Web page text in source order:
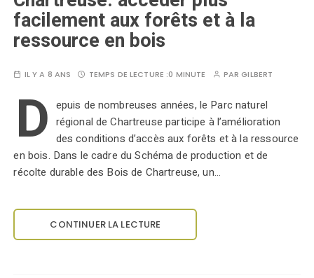
facilement aux forêts et à la
ressource en bois
IL Y A 8 ANS TEMPS DE LECTURE :0 MINUTE PARGILBERT
D epuis de nombreuses années, le Parc naturel
régional de Chartreuse participe à l’amélioration
des conditions d’accès aux forêts et à la ressource
en bois. Dans le cadre du Schéma de production et de
récolte durable des Bois de Chartreuse, un…
CONTINUER LA LECTURE